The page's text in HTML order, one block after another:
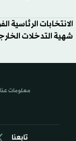
الانتخابات الرئاسية
شهية التدخلات
تابعنا
معلومات عنا